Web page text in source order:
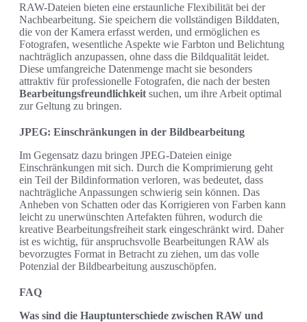
RAW-Dateien bieten eine erstaunliche Flexibilität bei der
Nachbearbeitung. Sie speichern die vollständigen Bilddaten,
die von der Kamera erfasst werden, und ermöglichen es
Fotografen, wesentliche Aspekte wie Farbton und Belichtung
nachträglich anzupassen, ohne dass die Bildqualität leidet.
Diese umfangreiche Datenmenge macht sie besonders
attraktiv für professionelle Fotografen, die nach der besten
Bearbeitungsfreundlichkeit suchen, um ihre Arbeit optimal
zur Geltung zu bringen.
JPEG: Einschränkungen in der Bildbearbeitung
Im Gegensatz dazu bringen JPEG-Dateien einige
Einschränkungen mit sich. Durch die Komprimierung geht
ein Teil der Bildinformation verloren, was bedeutet, dass
nachträgliche Anpassungen schwierig sein können. Das
Anheben von Schatten oder das Korrigieren von Farben kann
leicht zu unerwünschten Artefakten führen, wodurch die
kreative Bearbeitungsfreiheit stark eingeschränkt wird. Daher
ist es wichtig, für anspruchsvolle Bearbeitungen RAW als
bevorzugtes Format in Betracht zu ziehen, um das volle
Potenzial der Bildbearbeitung auszuschöpfen.
FAQ
Was sind die Hauptunterschiede zwischen RAW und